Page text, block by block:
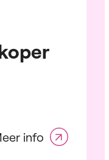
Andere
Consulting
Distributie,
info